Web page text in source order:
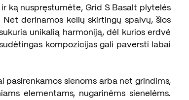
ką nuspręstumėte, Grid S Basalt plytelės
derinamos kelių skirtingų spalvų, šios
unikalią harmoniją, dėl kurios erdvė
kompozicijas gali paversti labai
pasirenkamos sienoms arba net grindims,
elementams, nugarinėms sienelėms.